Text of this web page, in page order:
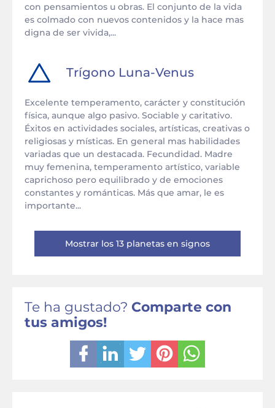
con pensamientos u obras. El conjunto de la vida
es colmado con nuevos contenidos y la hace mas
digna de ser vivida,...
Trígono Luna-Venus
Excelente temperamento, carácter y constitución
física, aunque algo pasivo. Sociable y caritativo.
Éxitos en actividades sociales, artísticas, creativas o
religiosas y místicas. En general mas habilidades
variadas que un destacada. Fecundidad. Madre
muy femenina, temperamento artístico, variable
caprichoso pero equilibrado y de emociones
constantes y románticas. Más que amar, le es
importante...
Mostrar los 13 planetas en signos
Te ha gustado? Comparte con
tus amigos!